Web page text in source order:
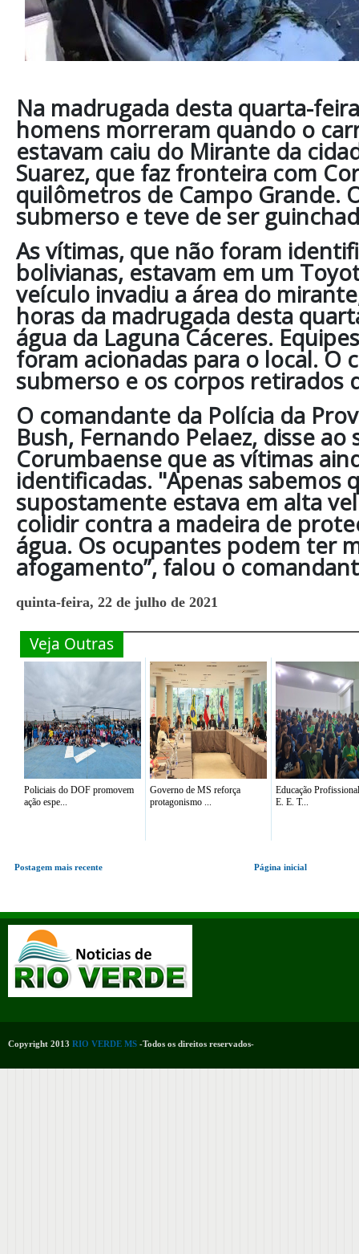
Na madrugada desta quarta-
homens morreram quando o
estavam caiu do Mirante da
Suarez, que faz fronteira com
quilômetros de Campo Grande.
submerso e teve de ser
As vítimas, que não foram
bolivianas, estavam em um
veículo invadiu a área do
horas da madrugada desta
água da Laguna Cáceres.
foram acionadas para o local. O
submerso e os corpos retirados
O comandante da Polícia da
Bush, Fernando Pelaez, disse
Corumbaense que as vítimas
identificadas. "Apenas sabemos
supostamente estava em alta
colidir contra a madeira de
água. Os ocupantes podem ter
afogamento”, falou o
quinta-feira, 22 de julho de 2021
Veja Outras
Policiais do DOF promovem
ação espe...
Governo de MS reforça
protagonismo ...
Educação
E. E. T...
Postagem mais recente Página inicial
Copyright 2013 RIO VERDE MS -Todos os direitos reservados-